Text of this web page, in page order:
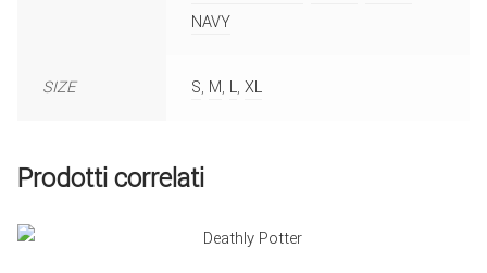
NAVY
SIZE S, M, L, XL
Prodotti correlati